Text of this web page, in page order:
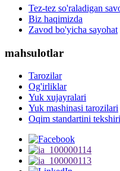
Tez-tez so'raladigan
Biz haqimizda
Zavod bo'yicha sayohat
mahsulotlar
Tarozilar
Og'irliklar
Yuk xujayralari
Yuk mashinasi tarozilari
Oqim standartini